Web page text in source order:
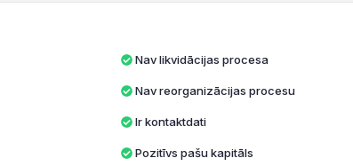
Nav likvidācijas procesa
Nav reorganizācijas procesu
Ir kontaktdati
Pozitīvs pašu kapitāls